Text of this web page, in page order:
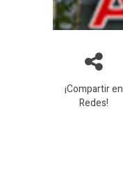
¡Compartir en
Redes!